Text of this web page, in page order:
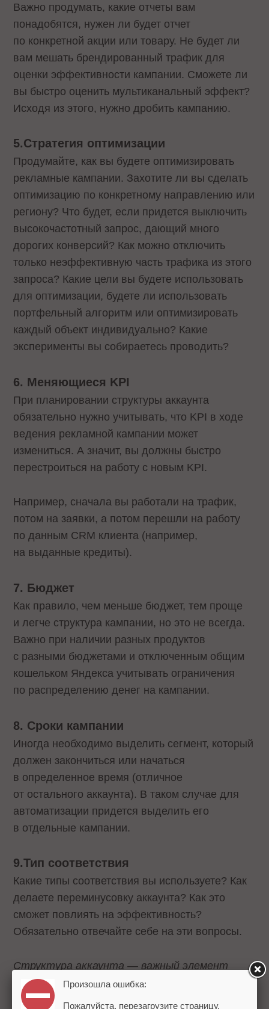
Важно продумать, какие отчеты вам
понадобятся, нужен ли будет отчет
по конкретной акции или товару. Не будет ли
вам мешать брендированный трафик для
оценки эффективности кампании. Сможете ли
вы быстро оценить мультиканальный эффект?
Исходя из этого, нужно дробить кампанию.
5.Стратегия оптимизации
Продумайте, как вы будете оптимизировать
рекламные кампании. Захотите ли вы сделать
оптимизацию по конкретному направлению или
региону? Что будет, если придется выключить
высокочастотный запрос, дающий много
дорогих конверсий? Как можно отключить
только неэффективную часть трафика из этого
запроса? Какие цели вы будете использовать
для оптимизации, будете ли использовать
портфельный алгоритм или оптимизировать
каждый объект индивидуально? Какие
эксперименты вы собираетесь проводить?
6. Меняющиеся KPI
При планировании структуры аккаунта
обязательно нужно учитывать, что KPI в ходе
ведения рекламной кампании может
измениться. А значит, вы должны быстро
перестроиться на работу с новым KPI.
Например, сначала вы работали на трафик,
потом на заявки, а потом перешли на работу
по данным CRM клиента (например,
на выданные кредиты).
7. Бюджет
Как правило, чем меньше бюджет, тем проще
и легче структура кампании, но это не всегда.
Важно при наличии разных продуктов
с разными бюджетами и отключенным общим
кошельком Яндекса учитывать ограничения
по распределению денег на кампании.
8. Сроки кампании
Иногда необходимо выделить сегмент, который
должен закончиться или начаться
в определенное время (отличное
от остального аккаунта). В таком случае для
автоматизации придется выделить его
в отдельные кампании.
9.Тип соответствия
Какие типы соответствия вы используете? Как
делаете переминусовку аккаунта? Как это
сможет повлиять на эффективность?
Обязательно отвечайте себе на эти вопросы.
Структура аккаунта — важный элемент
рекламной кампании. Именно верная
структура позволяет не только выполнить
Произошла ошибка:
Пожалуйста, перезагрузите страницу.